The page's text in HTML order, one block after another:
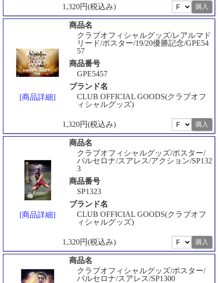
1,320円(税込み)
[商品詳細]
商品名
クラブオフィシャルグッズ/レアルマド
リード/ポスター/19/20優勝記念/GPE54
57
商品番号
GPE5457
ブランド名
CLUB OFFICIAL GOODS(クラブオフ
ィシャルグッズ)
1,320円(税込み)
[商品詳細]
商品名
クラブオフィシャルグッズ/ポスター/
バルセロナ/スアレス/アクション/SP132
3
商品番号
SP1323
ブランド名
CLUB OFFICIAL GOODS(クラブオフ
ィシャルグッズ)
1,320円(税込み)
商品名
クラブオフィシャルグッズ/ポスター/
バルセロナ/スアレス/SP1300